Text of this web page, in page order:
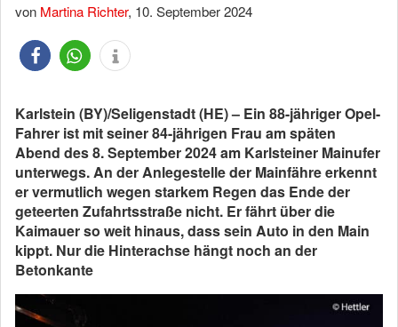
von Martina Richter, 10. September 2024
Karlstein (BY)/Seligenstadt (HE) – Ein 88-jähriger Opel-
Fahrer ist mit seiner 84-jährigen Frau am späten
Abend des 8. September 2024 am Karlsteiner Mainufer
unterwegs. An der Anlegestelle der Mainfähre erkennt
er vermutlich wegen starkem Regen das Ende der
geteerten Zufahrtsstraße nicht. Er fährt über die
Kaimauer so weit hinaus, dass sein Auto in den Main
kippt. Nur die Hinterachse hängt noch an der
Betonkante